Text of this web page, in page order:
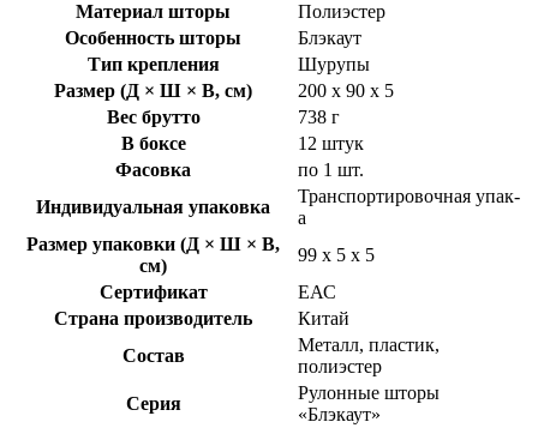
Материал шторы
Полиэстер
Особенность шторы
Блэкаут
Тип крепления
Шурупы
Размер (Д × Ш × В, см)
200 х 90 х 5
Вес брутто
738 г
В боксе
12 штук
Фасовка
по 1 шт.
Индивидуальная упаковка
Транспортировочная упак-
а
Размер упаковки (Д × Ш × В,
см)
99 х 5 х 5
Сертификат
ЕАС
Страна производитель
Китай
Состав
Металл, пластик,
полиэстер
Серия
Рулонные шторы
«Блэкаут»